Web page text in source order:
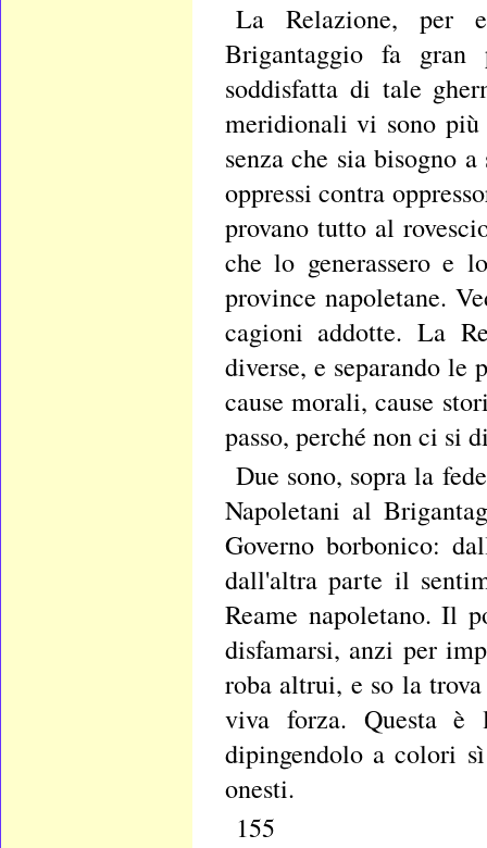
La Relazione, per
Brigantaggio fa
soddisfatta di tale
meridionali vi sono più
senza che sia bisogno
oppressi contra
provano tutto al
che lo generassero e
province napoletane.
cagioni addotte. La
diverse, e separando le
cause morali, cause
passo, perché non ci si
Due sono, sopra la
Napoletani al
Governo borbonico:
dall'altra parte il
Reame napoletano. Il
disfamarsi, anzi per
roba altrui, e so la
viva forza. Questa è
dipingendolo a colori
onesti.
155